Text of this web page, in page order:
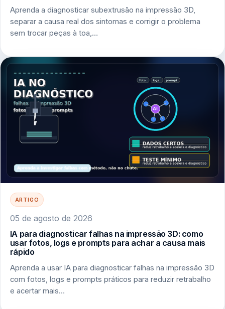
Aprenda a diagnosticar subextrusão na impressão 3D,
separar a causa real dos sintomas e corrigir o problema
sem trocar peças à toa,…
ARTIGO
05 de agosto de 2026
IA para diagnosticar falhas na impressão 3D: como
usar fotos, logs e prompts para achar a causa mais
rápido
Aprenda a usar IA para diagnosticar falhas na impressão 3D
com fotos, logs e prompts práticos para reduzir retrabalho
e acertar mais…